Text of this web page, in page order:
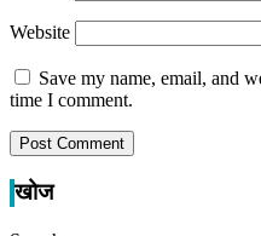
Website
Save my name, email, and
time I comment.
खोज